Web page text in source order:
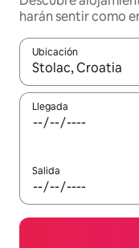
harán sentir como
Ubicación
Cuando los
Llegada
Salida